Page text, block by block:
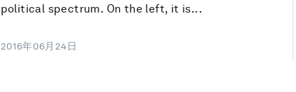
political spectrum. On the left, it is...
2016年06月24日